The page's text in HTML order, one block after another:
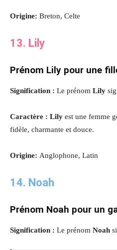
Origine: Breton, Celte
13. Lily
Prénom Lily pour une
Signification : Le prénom Lily
Caractère : Lily est une femme
fidèle, charmante et douce.
Origine: Anglophone, Latin
14. Noah
Prénom Noah pour un
Signification : Le prénom Noah